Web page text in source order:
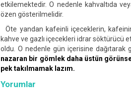
etkilemektedir. O nedenle kahvaltıda
özen gösterilmelidir.
Öte yandan kafeinli içeceklerin,
kahve ve gazlı içecekleri idrar söktürücü
oldu. O nedenle gün içerisine dağıtarak
nazaran bir gömlek daha üstün
pek takılmamak lazım.
Yorumlar